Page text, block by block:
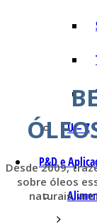
U – Z
P&D e
Desde 2009,
sobre óleos
naturais,